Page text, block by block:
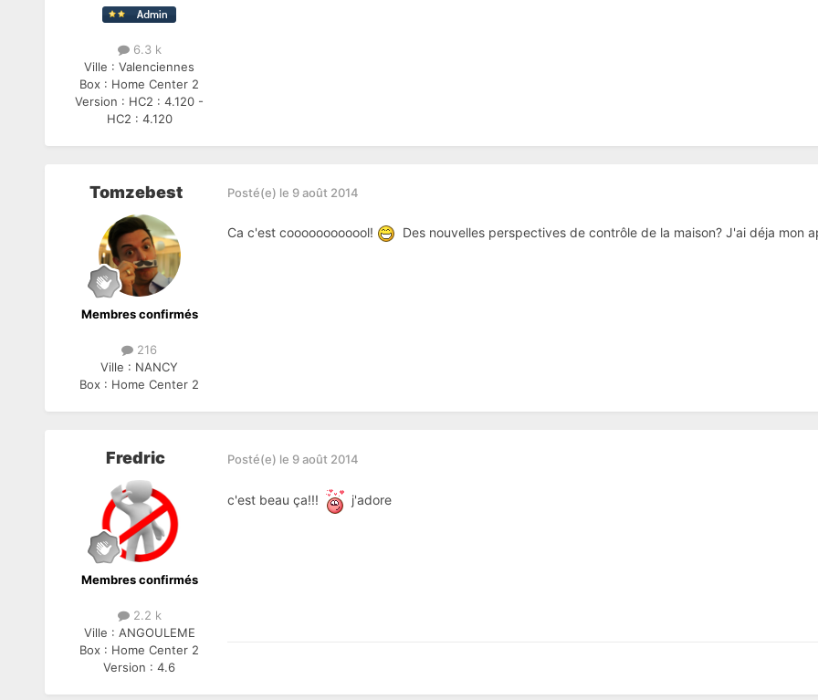
6.3 k
Ville :Valenciennes
Box : Home Center 2
Version : HC2 : 4.120 -
HC2 : 4.120
Tomzebest
Membres confirmés
216
Ville : NANCY
Box : Home Center 2
Posté(e) le 9 août 2014
Ca c'est coooooooooool! Des nouvelles perspectives de contrôle de la maison? J'ai déja mon
Fredric
Membres confirmés
2.2 k
Ville : ANGOULEME
Box : Home Center 2
Version :4.6
Posté(e) le 9 août 2014
c'est beau ça!!! j'adore